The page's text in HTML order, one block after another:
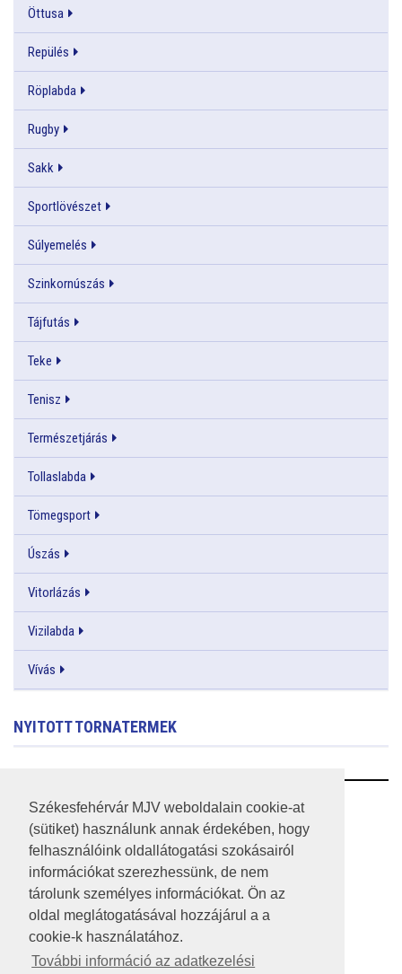
Székesfehérvár MJV weboldalain cookie-at
(sütiket) használunk annak érdekében, hogy
felhasználóink oldallátogatási szokásairól
információkat szerezhessünk, de nem
tárolunk személyes információkat. Ön az
oldal meglátogatásával hozzájárul a a
cookie-k használatához.
További információ az adatkezelési
Öttusa
Repülés
Röplabda
Rugby
Sakk
Sportlövészet
Súlyemelés
Szinkornúszás
Tájfutás
Teke
Tenisz
Természetjárás
Tollaslabda
Tömegsport
Úszás
Vitorlázás
Vizilabda
Vívás
NYITOTT TORNATERMEK
RSS
A HONLAP 2017.03.31-I ÁLLAPOTA
JOGI NYILATKOZAT
IMPRESSZUM